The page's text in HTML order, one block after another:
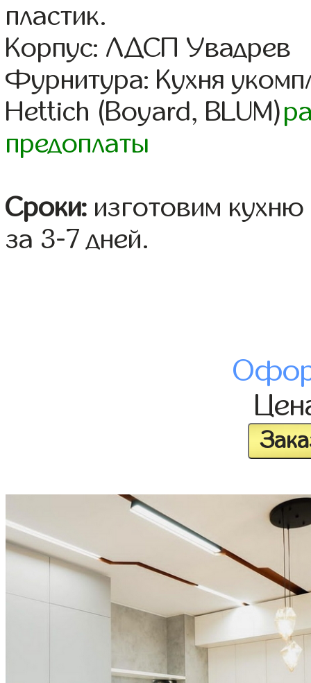
пластик.
Корпус: ЛДСП Увадрев
Фурнитура: Кухня
Hettich (Boyard, BLUM)
предоплаты
Сроки: изготовим
за 3-7 дней.